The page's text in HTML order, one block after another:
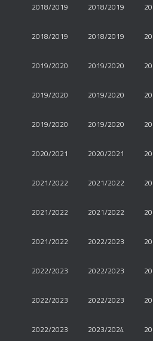
2018/2019 2018/2019
2018/2019 2018/2019
2019/2020 2019/2020
2019/2020 2019/2020
2019/2020 2019/2020
2020/2021 2020/2021
2021/2022 2021/2022
2021/2022 2021/2022
2021/2022 2022/2023
2022/2023 2022/2023
2022/2023 2022/2023
2022/2023 2023/2024